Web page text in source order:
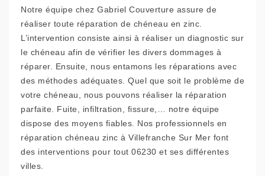
Notre équipe chez Gabriel Couverture assure de
réaliser toute réparation de chéneau en zinc.
L’intervention consiste ainsi à réaliser un diagnostic sur
le chéneau afin de vérifier les divers dommages à
réparer. Ensuite, nous entamons les réparations avec
des méthodes adéquates. Quel que soit le problème de
votre chéneau, nous pouvons réaliser la réparation
parfaite. Fuite, infiltration, fissure,… notre équipe
dispose des moyens fiables. Nos professionnels en
réparation chéneau zinc à Villefranche Sur Mer font
des interventions pour tout 06230 et ses différentes
villes.